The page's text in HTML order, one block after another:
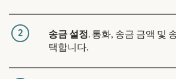
2 송금 설정. 통화, 송금 금액 및
택합니다.